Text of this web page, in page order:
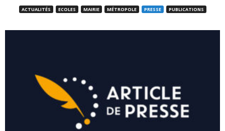
ACTUALITÉS ECOLES MAIRIE MÉTROPOLE PRESSE PUBLICATIONS